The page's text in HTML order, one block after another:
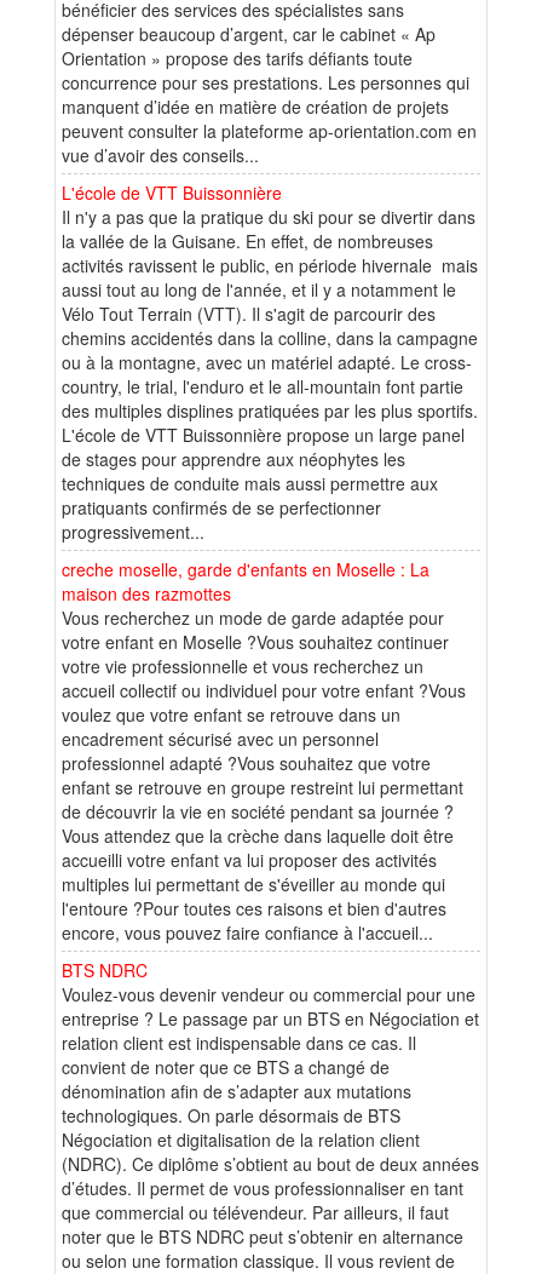
bénéficier des services des spécialistes sans
dépenser beaucoup d’argent, car le cabinet « Ap
Orientation » propose des tarifs défiants toute
concurrence pour ses prestations. Les personnes qui
manquent d’idée en matière de création de projets
peuvent consulter la plateforme ap-orientation.com en
vue d’avoir des conseils...
L'école de VTT Buissonnière
Il n'y a pas que la pratique du ski pour se divertir dans
la vallée de la Guisane. En effet, de nombreuses
activités ravissent le public, en période hivernale mais
aussi tout au long de l'année, et il y a notamment le
Vélo Tout Terrain (VTT). Il s'agit de parcourir des
chemins accidentés dans la colline, dans la campagne
ou à la montagne, avec un matériel adapté. Le cross-
country, le trial, l'enduro et le all-mountain font partie
des multiples displines pratiquées par les plus sportifs.
L'école de VTT Buissonnière propose un large panel
de stages pour apprendre aux néophytes les
techniques de conduite mais aussi permettre aux
pratiquants confirmés de se perfectionner
progressivement...
creche moselle, garde d'enfants en Moselle : La
maison des razmottes
Vous recherchez un mode de garde adaptée pour
votre enfant en Moselle ?Vous souhaitez continuer
votre vie professionnelle et vous recherchez un
accueil collectif ou individuel pour votre enfant ?Vous
voulez que votre enfant se retrouve dans un
encadrement sécurisé avec un personnel
professionnel adapté ?Vous souhaitez que votre
enfant se retrouve en groupe restreint lui permettant
de découvrir la vie en société pendant sa journée ?
Vous attendez que la crèche dans laquelle doit être
accueilli votre enfant va lui proposer des activités
multiples lui permettant de s'éveiller au monde qui
l'entoure ?Pour toutes ces raisons et bien d'autres
encore, vous pouvez faire confiance à l'accueil...
BTS NDRC
Voulez-vous devenir vendeur ou commercial pour une
entreprise ? Le passage par un BTS en Négociation et
relation client est indispensable dans ce cas. Il
convient de noter que ce BTS a changé de
dénomination afin de s’adapter aux mutations
technologiques. On parle désormais de BTS
Négociation et digitalisation de la relation client
(NDRC). Ce diplôme s’obtient au bout de deux années
d’études. Il permet de vous professionnaliser en tant
que commercial ou télévendeur. Par ailleurs, il faut
noter que le BTS NDRC peut s’obtenir en alternance
ou selon une formation classique. Il vous revient de